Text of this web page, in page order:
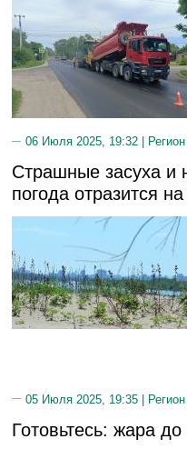
06 Июля 2025, 19:32 |
Страшные засуха и
погода отразится
05 Июля 2025, 19:35 |
Готовьтесь: жара